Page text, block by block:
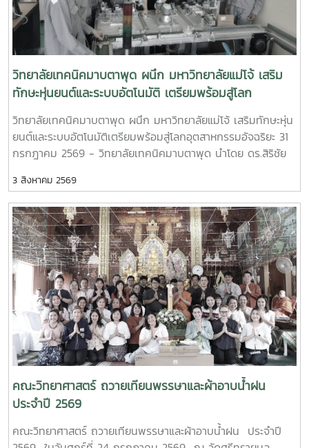
วิทยาลัยเทคนิคมาบตาพุด ผนึก มหาวิทยาลัยแม่โจ้ เสริม
ทักษะหุ่นยนต์และระบบอัตโนมัติ เตรียมพร้อมสู่โลก
อุตสาหกรรมอัจฉริยะ
วิทยาลัยเทคนิคมาบตาพุด ผนึก มหาวิทยาลัยแม่โจ้ เสริมทักษะหุ่น
ยนต์และระบบอัตโนมัติเตรียมพร้อมสู่โลกอุตสาหกรรมอัจฉริยะ 31
กรกฎาคม 2569 - วิทยาลัยเทคนิคมาบตาพุด นำโดย ดร.สิริชัย
พิธีเปิด โครงการอบรมเชิงปฏิบัติการควบคุมแขนกลหุ่นยนต์ ณ
อาคาร 24 ปี วิทยาลัยเทคนิคมาบตาพุด โดยมีคณะครู และ
นักศึกษา แผนกวิชาเทคนิคการผลิต เข้าร่วมการอบรมอย่างพร้อม
เพรียง การอบรมครั้งนี้ได้รับเกียรติจาก ผู้ช่วยศาสตราจารย์
ดร.กนกวรรณ กรรเชียง และรองศาสตราจารย์ ดร.ชูพงษ์ ภาคภูมิ
วิทยากรผู้ทรงคุณวุฒิจาก คณะวิทยาศาสตร์ มหาวิทยาลัยแม่โจ้
มาให้ความรู้ทั้งภาคทฤษฎีและภาคปฏิบัติเกี่ยวกับการควบคุมแขน
กลหุ่นยนต์ การประยุกต์ใช้งานในภาคอุตสาหกรรม ตลอดจนการ
ใช้งานเทคโนโลยีระบบอัตโนมัติ เพื่อให้นักศึกษาได้เรียนรู้จาก
ประสบการณ์จริงและสามารถนำองค์ความรู้ไปประยุกต์ใช้ในการ
เรียนและการประกอบอาชีพในอนาคต โดยโครงการดังกล่าวมี
วัตถุประสงค์เพื่อพัฒนาสมรรถนะด้านเทคโนโลยีและระบบอัตโนมัติ
เสริมสร้างทักษะวิชาชีพที่สอดคล้องกับความต้องการของภาค
อุตสาหกรรมยุคใหม่ พร้อมยกระดับศักยภาพผู้เรียนให้มีความ
และพัฒนากำลังคนอาชีวศึกษาเฉพาะทางสมรรรถนะสูง" 32 ปี
3 สิงหาคม 2569
คณะวิทยาศาสตร์ ถวายเทียนพรรษาและผ้าอาบน้ำฝน
ประจำปี 2569
คณะวิทยาศาสตร์ ถวายเทียนพรรษาและผ้าอาบน้ำฝน ประจำปี